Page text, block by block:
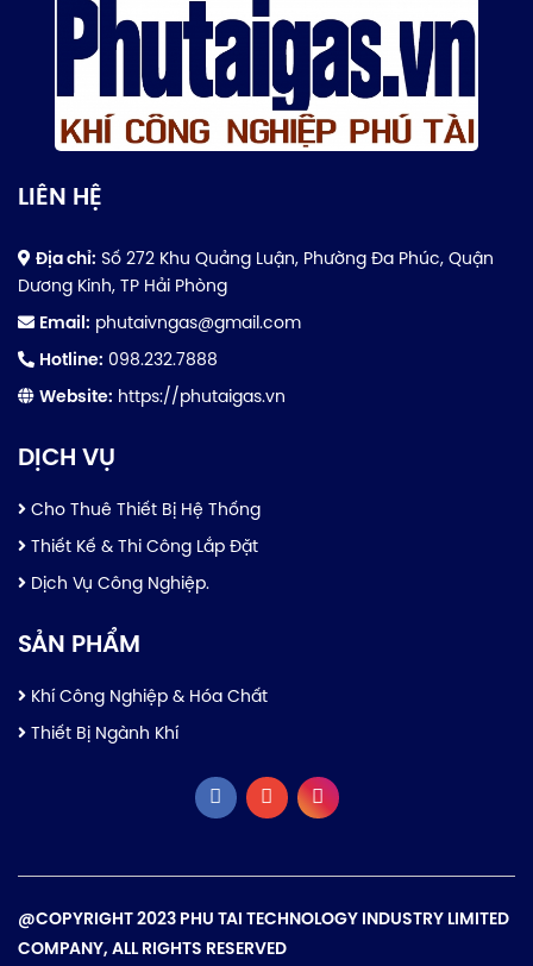
LIÊN HỆ
Địa chỉ: Số 272 Khu Quảng Luận, Phường Đa Phúc, Quận
Dương Kinh, TP Hải Phòng
Email: phutaivngas@gmail.com
Hotline: 098.232.7888
Website: https://phutaigas.vn
DỊCH VỤ
Cho Thuê Thiết Bị Hệ Thống
Thiết Kế & Thi Công Lắp Đặt
Dịch Vụ Công Nghiệp.
SẢN PHẨM
Khí Công Nghiệp & Hóa Chất
Thiết Bị Ngành Khí
@COPYRIGHT 2023 PHU TAI TECHNOLOGY INDUSTRY LIMITED
COMPANY, ALL RIGHTS RESERVED